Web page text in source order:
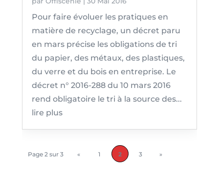
Pour faire évoluer les pratiques en
matière de recyclage, un décret paru
en mars précise les obligations de tri
du papier, des métaux, des plastiques,
du verre et du bois en entreprise. Le
décret n° 2016-288 du 10 mars 2016
rend obligatoire le tri à la source des...
lire plus
Page 2 sur 3 « 1 2 3 »